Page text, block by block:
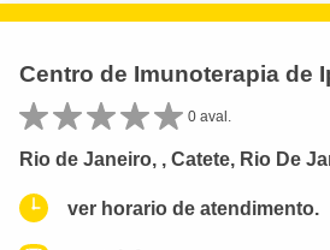
Centro de Imunoterapia de
0 aval.
Rio de Janeiro, , Catete, Rio De
ver horario de atendimento.